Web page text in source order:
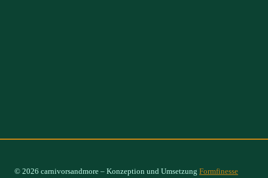
© 2026 carnivorsandmore – Konzeption und Umsetzung Formfinesse